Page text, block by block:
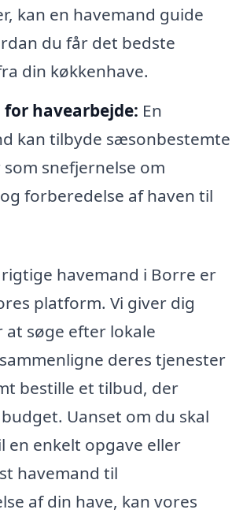
kan en havemand guide
du får det bedste
din køkkenhave.
for havearbejde: En
kan tilbyde sæsonbestemte
snefjernelse om
forberedelse af haven til
havemand i Borre er
platform. Vi giver dig
søge efter lokale
deres tjenester
bestille et tilbud, der
Uanset om du skal
en enkelt opgave eller
havemand til
af din have, kan vores